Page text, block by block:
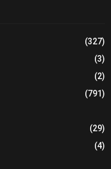
(327)
(3)
(2)
(791)
(29)
(4)